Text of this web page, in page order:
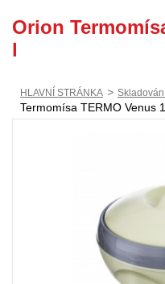
Orion
l
HLAVNÍ STRÁNKA >
Termomísa TERMO Venus